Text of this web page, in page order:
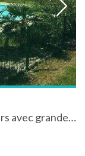
Gîte "Le Peyran" à Marciac dans le Gers avec grande piscine privée et vue sur les Pyrénées